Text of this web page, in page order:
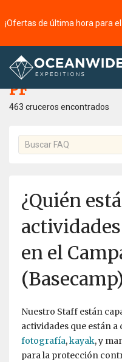
Página principal
PF
463 cruceros encontrados
¿Quién
en el
Nuestro Staff están
actividades que están a
fotografía,kayak, y
para la protección